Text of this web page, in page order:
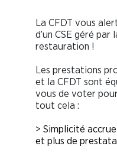
La CFDT vous
d’un CSE géré
restauration !
Les prestations
et la CFDT sont
vous de voter pour
tout cela :
> Simplicité
et plus de